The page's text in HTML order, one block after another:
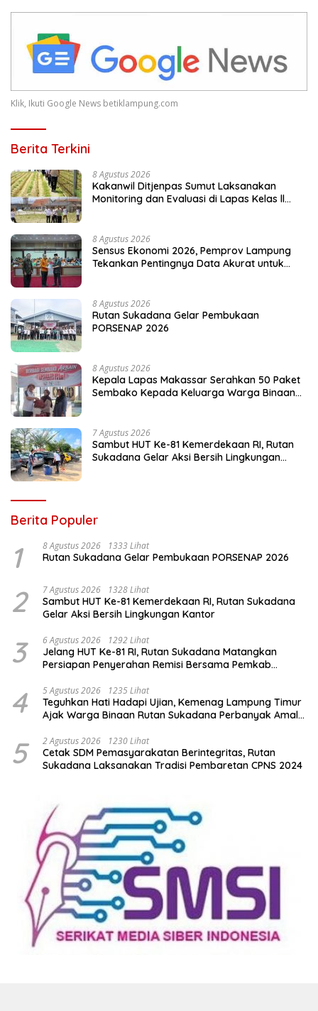
Klik, Ikuti Google News betiklampung.com
Berita Terkini
8 Agustus 2026
Kakanwil Ditjenpas Sumut Laksanakan
Monitoring dan Evaluasi di Lapas Kelas ll
8 Agustus 2026
Sensus Ekonomi 2026, Pemprov Lampung
Tekankan Pentingnya Data Akurat untuk
8 Agustus 2026
Rutan Sukadana Gelar Pembukaan
PORSENAP 2026
8 Agustus 2026
Kepala Lapas Makassar Serahkan 50 Paket
Sembako Kepada Keluarga Warga Binaan
7 Agustus 2026
Sambut HUT Ke-81 Kemerdekaan RI, Rutan
Sukadana Gelar Aksi Bersih Lingkungan
Berita Populer
1 8 Agustus 2026 1333 Lihat
Rutan Sukadana Gelar Pembukaan PORSENAP 2026
2 7 Agustus 2026 1328 Lihat
Sambut HUT Ke-81 Kemerdekaan RI, Rutan Sukadana
Gelar Aksi Bersih Lingkungan Kantor
3 6 Agustus 2026 1292 Lihat
Jelang HUT Ke-81 RI, Rutan Sukadana Matangkan
Persiapan Penyerahan Remisi Bersama Pemkab
4 5 Agustus 2026 1235 Lihat
Teguhkan Hati Hadapi Ujian, Kemenag Lampung Timur
Ajak Warga Binaan Rutan Sukadana Perbanyak Amal
5 2 Agustus 2026 1230 Lihat
Cetak SDM Pemasyarakatan Berintegritas, Rutan
Sukadana Laksanakan Tradisi Pembaretan CPNS 2024